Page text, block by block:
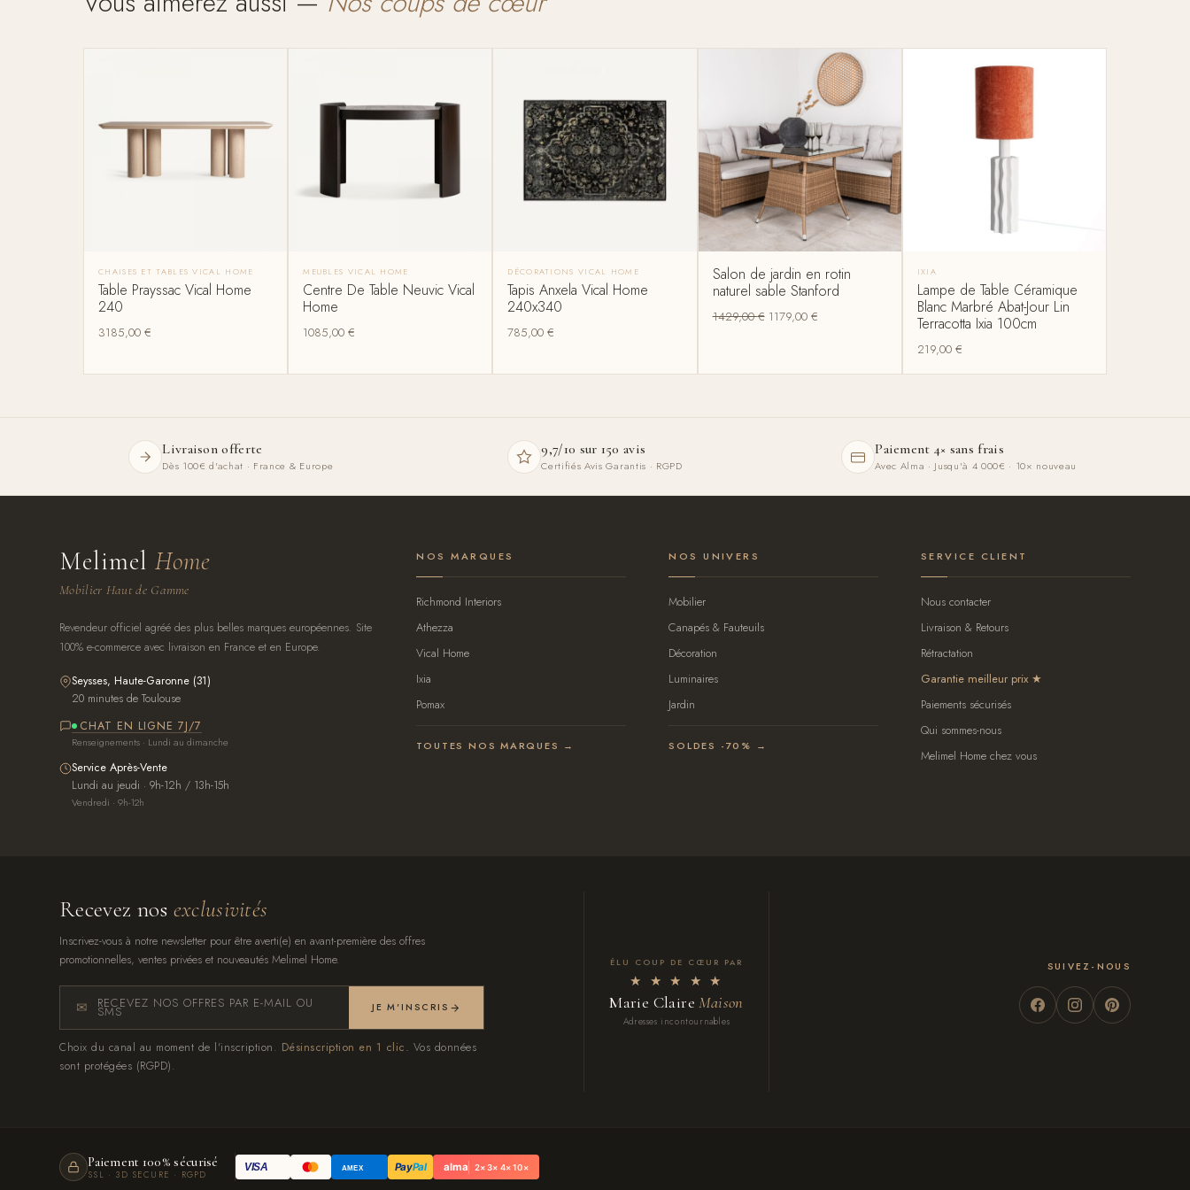
CHAISES ET TABLES VICAL HOME
Table Prayssac Vical Home
240
3185,00€
MEUBLES VICAL HOME
Centre De Table Neuvic Vical
Home
1085,00€
DÉCORATIONS VICAL HOME
Tapis Anxela Vical Home
240x340
785,00€
Salon de jardin en rotin
naturel sable Stanford
1429,00€ 1179,00 €
IXIA
Lampe de Table Céramique
Blanc Marbré Abat-Jour Lin
Terracotta Ixia 100cm
219,00 €
Livraison offerte
Dès 100€ d'achat · France & Europe
9,7/10 sur 150 avis
Certifiés Avis Garantis · RGPD
Paiement 4× sans frais
Avec Alma · Jusqu'à 4 000€ · 10× nouveau
MelimelHome
Mobilier Haut de Gamme
Revendeur officiel agréé des plus belles marques européennes. Site
100% e-commerce avec livraison en France et en Europe.
Seysses, Haute-Garonne (31)
20 minutes de Toulouse
CHAT EN LIGNE 7J/7
Renseignements · Lundi au dimanche
Service Après-Vente
Lundi au jeudi · 9h-12h / 13h-15h
Vendredi · 9h-12h
NOS MARQUES
Richmond Interiors
Athezza
Vical Home
Ixia
Pomax
TOUTES NOS MARQUES →
NOS UNIVERS
Mobilier
Canapés & Fauteuils
Décoration
Luminaires
Jardin
SOLDES -70% →
SERVICE CLIENT
Nous contacter
Livraison & Retours
Rétractation
Garantie meilleur prix
Paiements sécurisés
Qui sommes-nous
Melimel Home chez vous
Recevez nos exclusivités
Inscrivez-vous à notre newsletter pour être averti(e) en avant-première des offres
promotionnelles, ventes privées et nouveautés Melimel Home.
RECEVEZ NOS OFFRES PAR E-MAIL OU
SMS JE M'INSCRIS
Choix du canal au moment de l'inscription. Désinscription en 1 clic. Vos données
sont protégées (RGPD).
ÉLU COUP DE CŒUR PAR
★ ★ ★ ★ ★
Marie ClaireMaison
Adresses incontournables
SUIVEZ-NOUS
Paiement 100% sécurisé
SSL · 3D SECURE · RGPD
VISA AMEX PayPal alma 2× 3× 4× 10×